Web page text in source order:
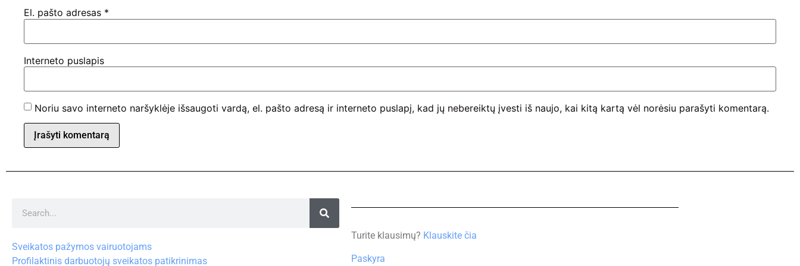
El. pašto adresas *
Interneto puslapis
Noriu savo interneto naršyklėje išsaugoti vardą, el. pašto adresą ir interneto puslapį, kad jų nebereiktų įvesti iš naujo, kai kitą kartą vėl norėsiu parašyti komentarą.
Sveikatos pažymos vairuotojams
Profilaktinis darbuotojų sveikatos patikrinimas
Turite klausimų? Klauskite čia
Paskyra